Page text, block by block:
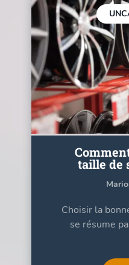
taille de
Choisir la
se résume